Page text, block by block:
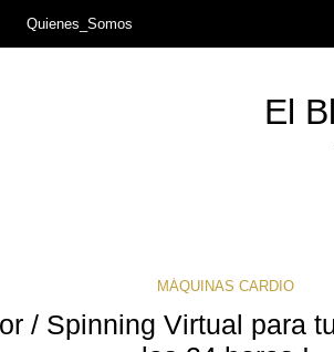
Quienes_Somos
El
MÁQUINAS CARDIO
/ Spinning Virtual para